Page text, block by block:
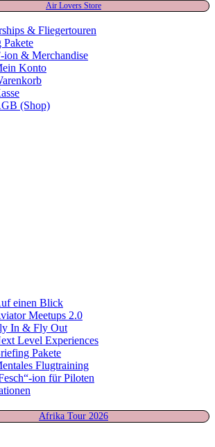
Air Lovers Store
& Fliegertouren
ion & Merchandise
Konto
(Shop)
einen Blick
Meetups 2.0
In & Fly Out
Level Experiences
Pakete
Flugtraining
ion für Piloten
Afrika Tour 2026